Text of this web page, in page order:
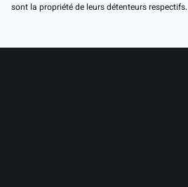
sont la propriété de leurs détenteurs respectifs.